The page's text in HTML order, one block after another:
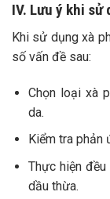
IV. Lưu ý khi
Khi sử dụng xà
số vấn đề sau:
Chọn loại xà
da.
Kiểm tra
Thực hiện
dầu thừa.